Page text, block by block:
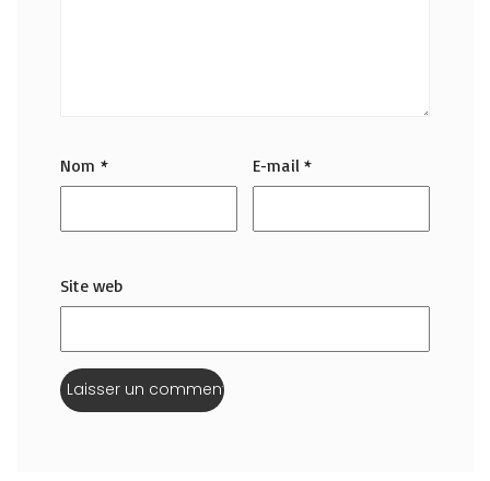
Nom * E-mail*
Site web